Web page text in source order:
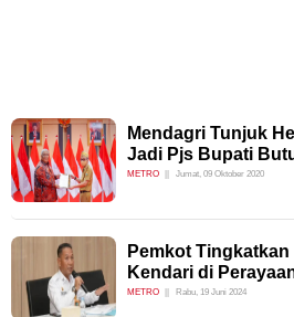
Mendagri Tunjuk
Jadi Pjs Bupati
METRO Jumat, 09 Oktober 2020
Pemkot
Kendari di
METRO Rabu, 19 Juni 2024